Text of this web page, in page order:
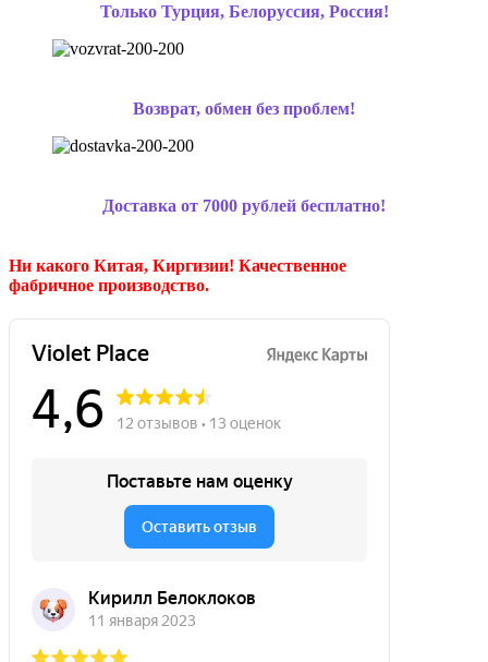
Только Турция, Белоруссия, Россия!
Возврат, обмен без проблем!
Доставка от 7000 рублей бесплатно!
Ни какого Китая, Киргизии! Качественное
фабричное производство.